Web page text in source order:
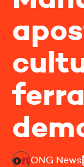
ONG News